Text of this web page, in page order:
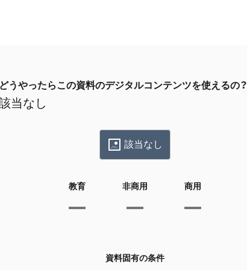
どうやったらこの資料のデジタルコンテンツを使えるの？
当なし
該当なし
教育 非商用 商用
資料固有の条件